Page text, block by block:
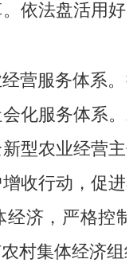
依法盘活用
营服务体系。
化服务体系
型农业经营
收行动，促
经济，严格控
村集体经济组